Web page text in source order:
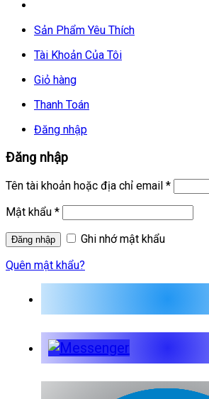
Sản Phẩm Yêu Thích
Tài Khoản Của Tôi
Giỏ hàng
Thanh Toán
Đăng nhập
Đăng nhập
Tên tài khoản hoặc địa chỉ email *
Mật khẩu *
Ghi nhớ mật khẩu
Quên mật khẩu?